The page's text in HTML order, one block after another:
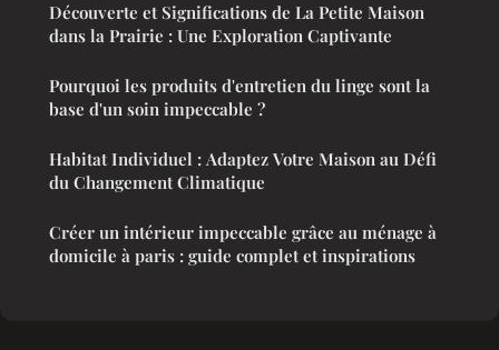
Découverte et Significations de La Petite Maison
dans la Prairie : Une Exploration Captivante
Pourquoi les produits d'entretien du linge sont la
base d'un soin impeccable ?
Habitat Individuel : Adaptez Votre Maison au Défi
du Changement Climatique
Créer un intérieur impeccable grâce au ménage à
domicile à paris : guide complet et inspirations